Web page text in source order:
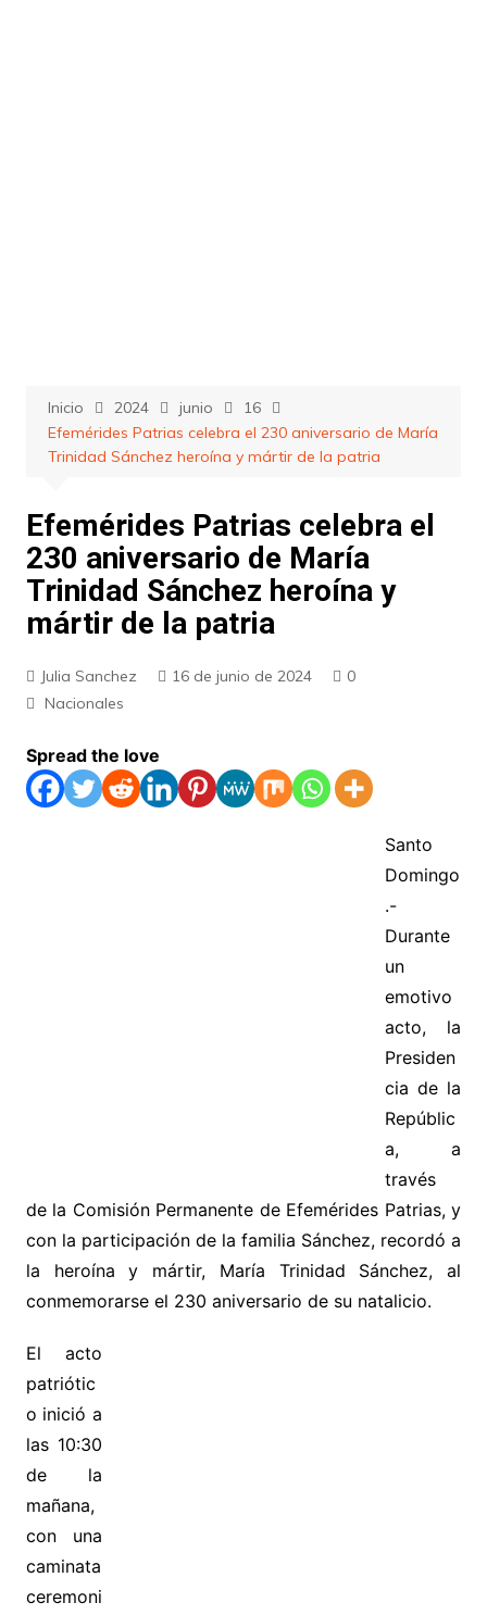
Inicio 2024 junio
16
Efemérides Patrias celebra el 230 aniversario de María
Trinidad Sánchez heroína y mártir de la patria
Efemérides Patrias celebra el
230 aniversario de María
Trinidad Sánchez heroína y
mártir de la patria
Julia Sanchez 16 de junio de 2024
0
Nacionales
Spread the love
Santo
Domingo
.-
Durante
un
emotivo
acto, la
Presiden
cia de la
Repúblic
a, a
través
de la Comisión Permanente de Efemérides Patrias, y
con la participación de la familia Sánchez, recordó a
la heroína y mártir, María Trinidad Sánchez, al
conmemorarse el 230 aniversario de su natalicio.
El acto
patriótic
o inició a
las 10:30
de la
mañana,
con una
caminata
ceremoni